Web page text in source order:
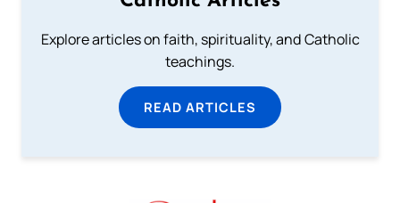
Explore articles on faith, spirituality, and Catholic
teachings.
READ ARTICLES